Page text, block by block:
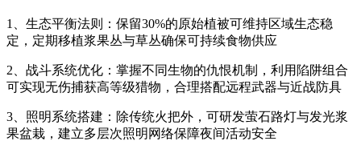
1、生态平衡法则：保留30%的原始植被可维持区域生态稳
定，定期移植浆果丛与草丛确保可持续食物供应
2、战斗系统优化：掌握不同生物的仇恨机制，利用陷阱组合
可实现无伤捕获高等级猎物，合理搭配远程武器与近战防具
3、照明系统搭建：除传统火把外，可研发萤石路灯与发光浆
果盆栽，建立多层次照明网络保障夜间活动安全